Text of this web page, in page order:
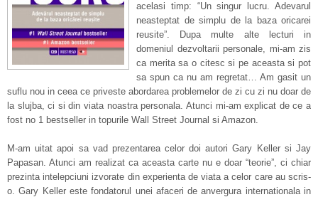
acelasi timp: “Un singur lucru. Adevarul
neasteptat de simplu de la baza oricarei
reusite”. Dupa multe alte lecturi in
domeniul dezvoltarii personale, mi-am zis
ca merita sa o citesc si pe aceasta si pot
sa spun ca nu am regretat… Am gasit un
suflu nou in ceea ce priveste abordarea problemelor de zi cu zi nu doar de
la slujba, ci si din viata noastra personala. Atunci mi-am explicat de ce a
fost no 1 bestseller in topurile Wall Street Journal si Amazon.
M-am uitat apoi sa vad prezentarea celor doi autori Gary Keller si Jay
Papasan. Atunci am realizat ca aceasta carte nu e doar “teorie”, ci chiar
prezinta intelepciuni izvorate din experienta de viata a celor care au scris-
o. Gary Keller este fondatorul unei afaceri de anvergura internationala in